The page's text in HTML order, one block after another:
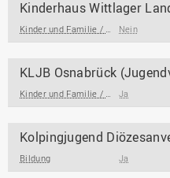
Kinderhaus Wittlager
Kinder und Familie / Jugendarbeit / Jugendsozialarbeit Nein
KLJB Osnabrück
Kinder und Familie / Jugendarbeit / Jugendsozialarbeit Ja
Kolpingjugend
Bildung Ja